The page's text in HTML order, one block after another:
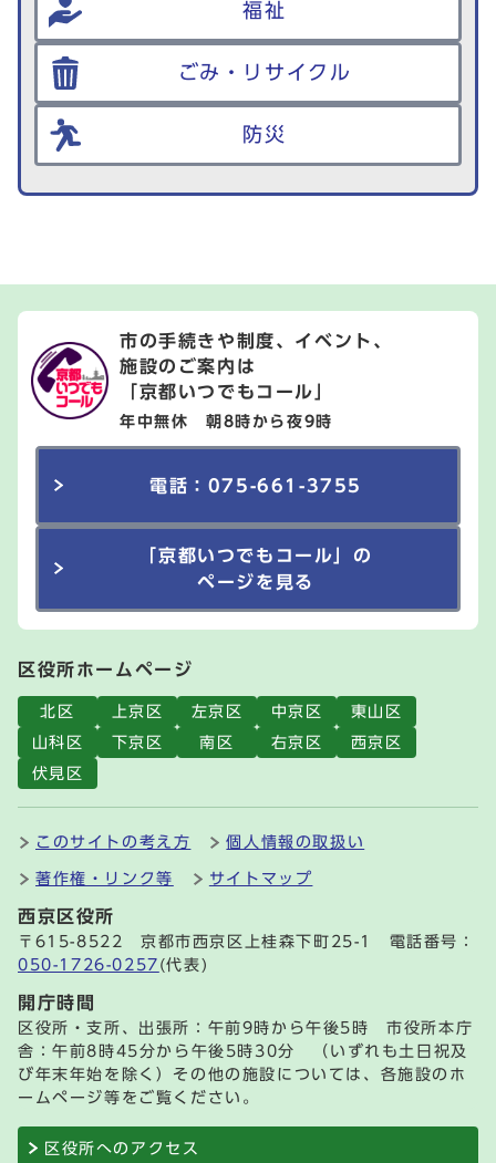
福祉
ごみ・リサイクル
防災
市の手続きや制度、イベント、
施設のご案内は
「京都いつでもコール」
年中無休 朝8時から夜9時
電話：075-661-3755
「京都いつでもコール」の
ページを見る
区役所ホームページ
北区 上京区 左京区 中京区
東山区
山科区
下京区 南区 右京区
西京区
伏見区
このサイトの考え方 個人情報の取扱い
著作権・リンク等 サイトマップ
西京区役所
〒615-8522 京都市西京区上桂森下町25-1 電話番号：
050-1726-0257 (代表)
開庁時間
区役所・支所、出張所：午前9時から午後5時 市役所本庁
舎：午前8時45分から午後5時30分 （いずれも土日祝及
び年末年始を除く）その他の施設については、各施設のホ
ームページ等をご覧ください。
区役所へのアクセス